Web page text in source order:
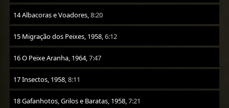
14 Albacoras e Voadores,8:20
15 Migração dos Peixes, 1958,6:12
16 O Peixe Aranha, 1964,7:47
17 Insectos, 1958,8:11
18 Gafanhotos, Grilos e Baratas, 1958,7:21